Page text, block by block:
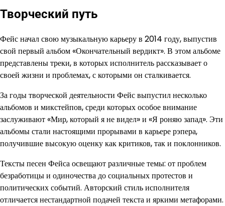
Творческий путь
Фейс начал свою музыкальную карьеру в 2014 году, выпустив
свой первый альбом «Окончательный вердикт». В этом альбоме
представлены треки, в которых исполнитель рассказывает о
своей жизни и проблемах, с которыми он сталкивается.
За годы творческой деятельности Фейс выпустил несколько
альбомов и микстейпов, среди которых особое внимание
заслуживают «Мир, который я не видел» и «Я роняю запад». Эти
альбомы стали настоящими прорывами в карьере рэпера,
получившие высокую оценку как критиков, так и поклонников.
Тексты песен Фейса освещают различные темы: от проблем
безработицы и одиночества до социальных протестов и
политических событий. Авторский стиль исполнителя
отличается нестандартной подачей текста и яркими метафорами.